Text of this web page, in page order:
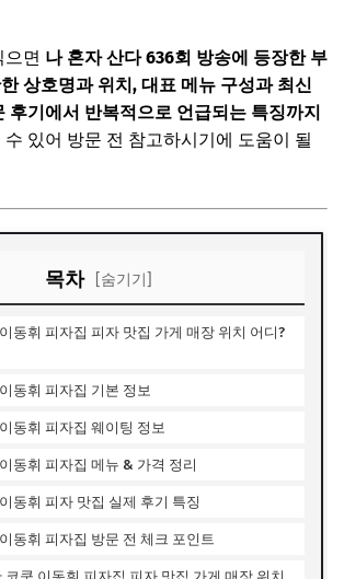
으면 나 혼자 산다 636회 방송에 등장한 부
상호명과 위치, 대표 메뉴 구성과 최신
후기에서 반복적으로 언급되는 특징까지
있어 방문 전 참고하시기에 도움이 될
목차 [숨기기]
동휘 피자집 피자 맛집 가게 매장 위치 어디?
동휘 피자집 기본 정보
동휘 피자집 웨이팅 정보
동휘 피자집 메뉴 & 가격 정리
동휘 피자 맛집 실제 후기 특징
동휘 피자집 방문 전 체크 포인트